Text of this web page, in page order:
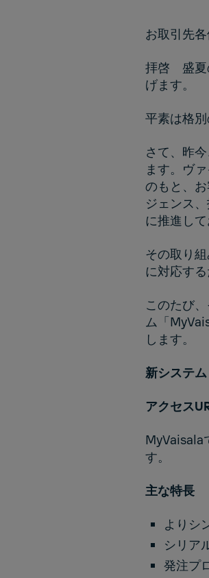
お取引先
拝啓 盛夏
げます。
平素は格
さて、昨
ます。ヴ
のもと、
ジェンス
に推進して
その取り
に対応す
このたび
ム「
します。
新システ
アクセス
MyVaisala
す。
主な特長
よりシ
シリア
発注プ